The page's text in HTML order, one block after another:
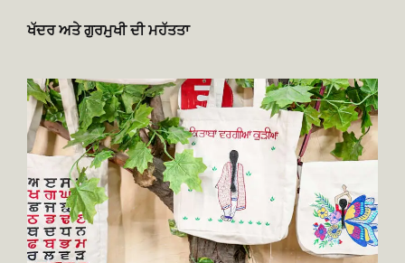
ਖੱਦਰ ਅਤੇ ਗੁਰਮੁਖੀ ਦੀ ਮਹੱਤਤਾ